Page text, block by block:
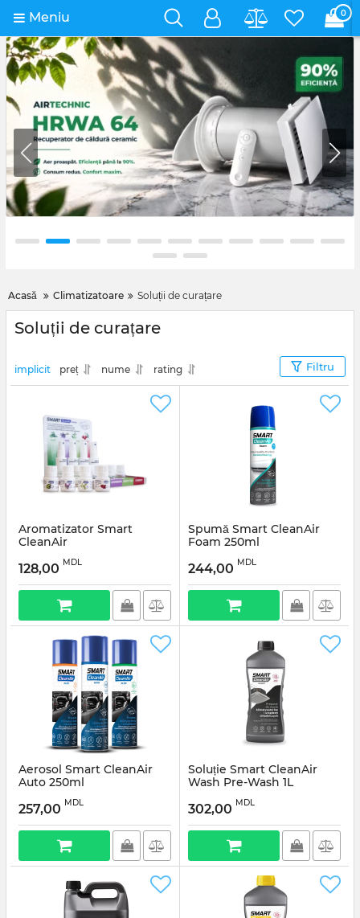
Meniu 0
Acasă Climatizatoare Soluții de curațare
Soluții de curațare
implicit preț nume rating Filtru
Aromatizator Smart
CleanAir
128,00 MDL
Spumă Smart CleanAir
Foam 250ml
244,00 MDL
Aerosol Smart CleanAir
Auto 250ml
257,00 MDL
Soluție Smart CleanAir
Wash Pre-Wash 1L
302,00 MDL